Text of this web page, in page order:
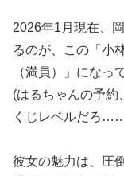
2026年1月現在、
るのが、この「小
（満員）」になっ
(はるちゃんの予約
くじレベルだろ
彼女の魅力は、圧